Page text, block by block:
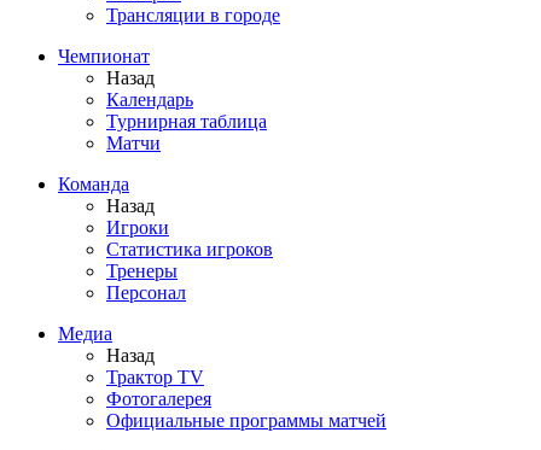
Трансляции в городе
Чемпионат
Назад
Календарь
Турнирная таблица
Матчи
Команда
Назад
Игроки
Статистика игроков
Тренеры
Персонал
Медиа
Назад
Трактор TV
Фотогалерея
Официальные программы матчей